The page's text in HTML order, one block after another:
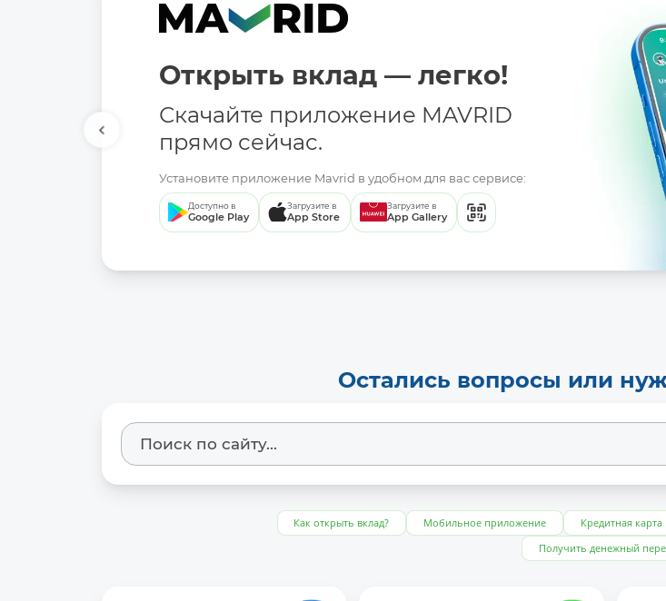
Открыть вклад — легко!
Скачайте приложение MAVRID
прямо сейчас.
Установите приложение Mavrid в удобном для вас сервисе:
Доступно в
Google Play
Загрузите в
App Store
Загрузите в
App Gallery
Остались вопросы или
Как открыть вклад? Мобильное приложение Кредитная карта
Получить денежный